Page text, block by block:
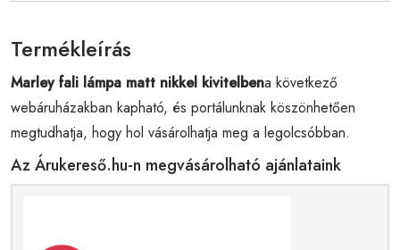
Termékleírás
Marley fali lámpa matt nikkel kivitelbena következő
webáruházakban kapható, és portálunknak köszönhetően
megtudhatja, hogy hol vásárolhatja meg a legolcsóbban.
Az Árukereső.hu-n megvásárolható ajánlataink